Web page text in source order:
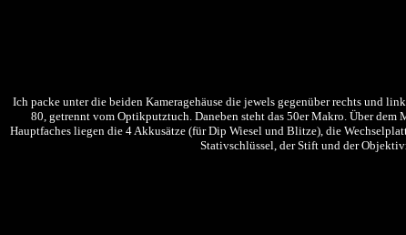
Ich packe unter die beiden Kameragehäuse die jewels gegenüber rechts und
80, getrennt vom Optikputztuch. Daneben steht das 50er Makro. Über
Hauptfaches liegen die 4 Akkusätze (für Dip Wiesel und Blitze), die
Stativschlüssel, der Stift und der